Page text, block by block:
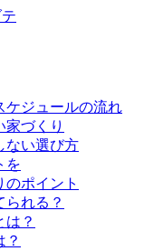
ケジュールの流れ
づくり
ない選び方
を
ポイント
れる？
は？
？